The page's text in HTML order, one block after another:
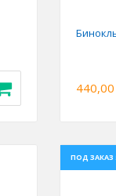
440,00
ПОД ЗАКАЗ